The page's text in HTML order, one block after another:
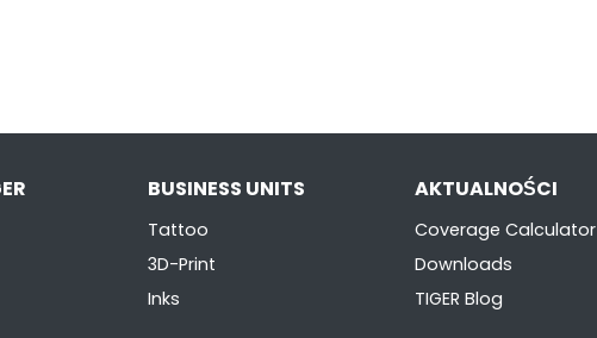
BUSINESS UNITS
Tattoo
3D-Print
Inks
AKTUALNOŚCI
Coverage Calculator
Downloads
TIGER Blog